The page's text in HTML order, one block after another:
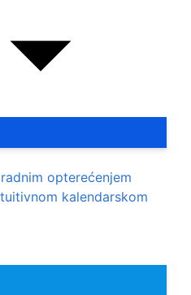
opterećenjem
kalendarskom